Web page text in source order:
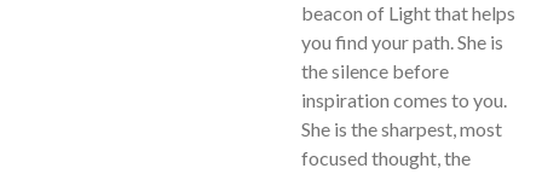
beacon of Light that helps
you find your path. She is
the silence before
inspiration comes to you.
She is the sharpest, most
focused thought, the